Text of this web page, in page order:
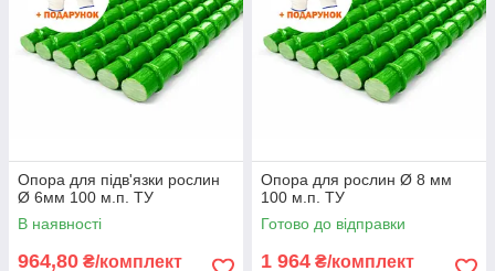
Опора для підв'язки рослин
Ø 6мм 100 м.п. ТУ
В наявності
964,80 ₴/комплект
Опора для рослин Ø 8 мм
100 м.п. ТУ
Готово до відправки
1 964 ₴/комплект